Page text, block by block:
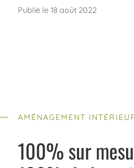
Publié le 18 août 2022
AMÉNAGEMENT
100% sur